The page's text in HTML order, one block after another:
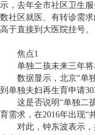
示，去年全市社区卫生
数社区就医、有转诊需
高于直接到大医院挂号。
焦点1
单独二孩未来三年
数据显示，北京“单
到单独夫妇再生育申请
这是否说明“单独二
育需求，在2016年出现“
对此，钟东波表示